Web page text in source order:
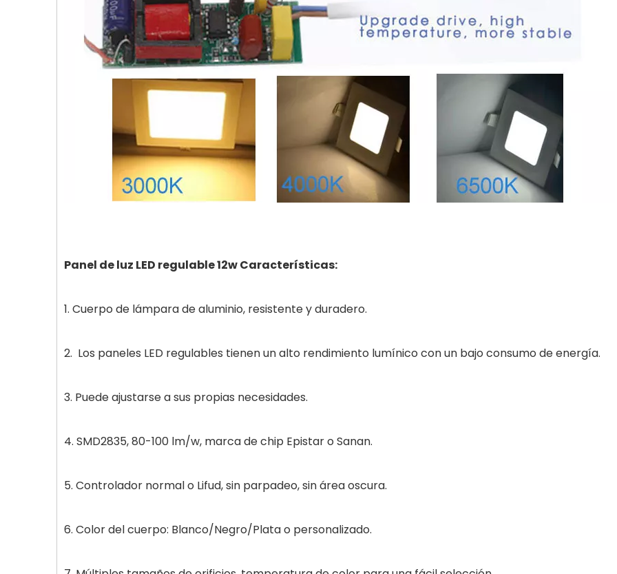
Panel de luz LED regulable 12w Características:
1. Cuerpo de lámpara de aluminio, resistente y duradero.
2. Los paneles LED regulables tienen un alto rendimiento lumínico con un bajo consumo de energía.
3. Puede ajustarse a sus propias necesidades.
4. SMD2835, 80-100 lm/w, marca de chip Epistar o Sanan.
5. Controlador normal o Lifud, sin parpadeo, sin área oscura.
6. Color del cuerpo: Blanco/Negro/Plata o personalizado.